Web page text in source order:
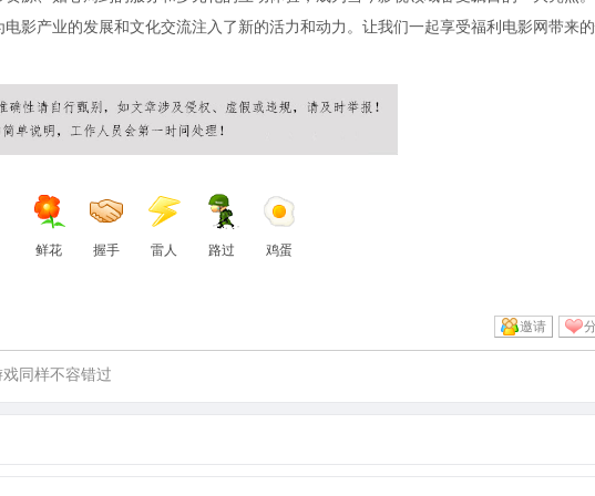
影产业的发展和文化交流注入了新的活力和动力。让我们一起享受福利电影网带来
鲜花 握手 雷人 路过 鸡蛋
邀请
戏同样不容错过